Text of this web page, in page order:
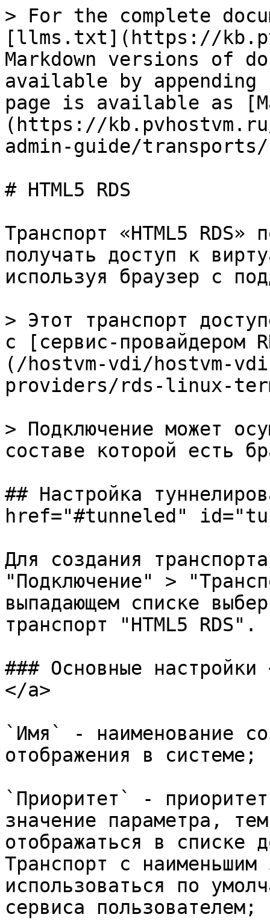
> For the complete
[llms.txt](https://
Markdown versions of
available by
page is available as
(https://
admin-guide/
# HTML5 RDS
Транспорт «HTML5 RDS»
получать доступ к
используя браузер с
> Этот транспорт
с [сервис-
(/hostvm-vdi/hostvm-
providers/rds-linux-
> Подключение может
составе которой есть
## Настройка
href="#tunneled"
Для создания
"Подключение" >
выпадающем списке
транспорт "HTML5 RDS".
### Основные
</a>
`Имя` - наименование
отображения в системе;
`Приоритет` -
значение параметра,
отображаться в списке
Транспорт с наименьшим
использоваться по
сервиса пользователем;